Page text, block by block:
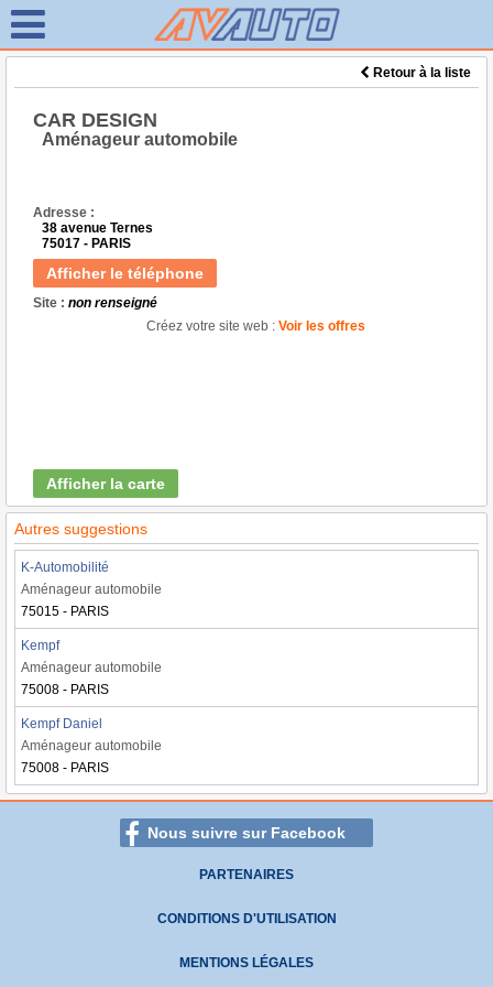
Retour à la liste
CAR DESIGN
Aménageur automobile
Adresse :
38 avenue Ternes
75017 - PARIS
Afficher le téléphone
Site : non renseigné
Créez votre site web : Voir les offres
Afficher la carte
Autres suggestions
K-Automobilité
Aménageur automobile
75015 - PARIS
Kempf
Aménageur automobile
75008 - PARIS
Kempf Daniel
Aménageur automobile
75008 - PARIS
Nous suivre sur Facebook
PARTENAIRES
CONDITIONS D'UTILISATION
MENTIONS LÉGALES